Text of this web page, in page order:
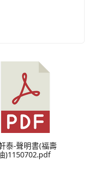
泰-聲明書(福壽
)1150702.pdf